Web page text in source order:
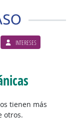
INTERESES
tienen más
otros.